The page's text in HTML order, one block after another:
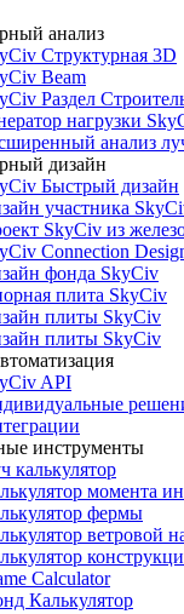
анализ
Структурная 3D
Beam
Раздел
нагрузки
анализ
дизайн
Быстрый дизайн
участника
SkyCiv из
Connection
фонда SkyCiv
плита SkyCiv
плиты SkyCiv
плиты SkyCiv
API
инструменты
калькулятор
момента
фермы
ветровой
Calculator
Калькулятор